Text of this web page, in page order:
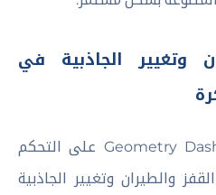
وتغيير الجاذبية في
يعتمد نظام اللعب داخل Geometry Dash على التحكم
والطيران وتغيير الجاذبية